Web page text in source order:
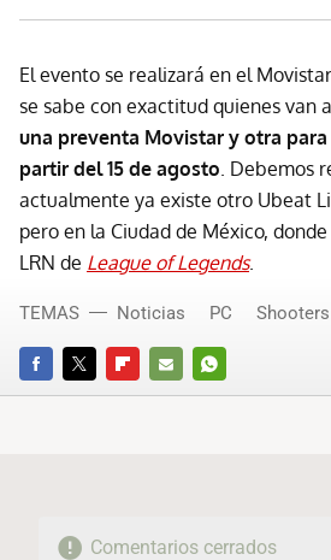
El evento se realizará en el
se sabe con exactitud quienes van
una preventa Movistar y otra
partir del 15 de agosto . Debemos
actualmente ya existe otro Ubeat
pero en la Ciudad de México,
LRN de League of Legends.
FACEBOOKTWITTERFLIPBOARD
E-
WHATSAPP
TEMAS Noticias PC Shooters
Comentarios cerrados